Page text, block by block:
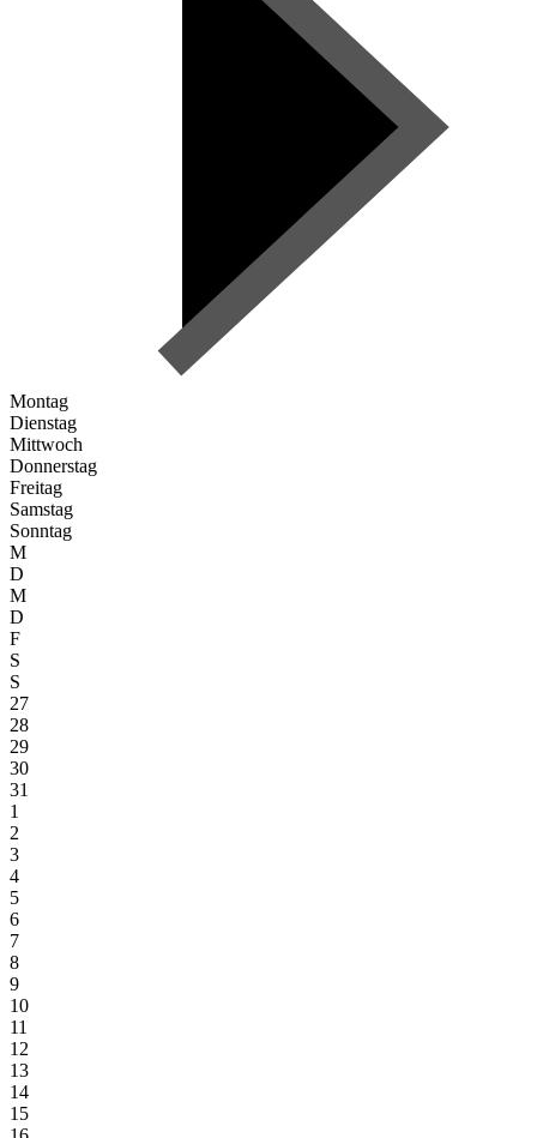
Montag
Dienstag
Mittwoch
Donnerstag
Freitag
Samstag
Sonntag
M
D
M
D
F
S
S
27
28
29
30
31
1
2
3
4
5
6
7
8
9
10
11
12
13
14
15